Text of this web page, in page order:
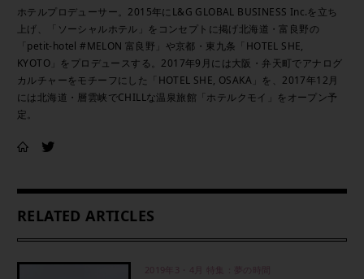
ホテルプロデューサー。2015年にL&G GLOBAL BUSINESS Inc.を立ち
上げ、「ソーシャルホテル」をコンセプトに掲げ北海道・富良野の
「petit-hotel #MELON 富良野」や京都・東九条「HOTEL SHE,
KYOTO」をプロデュースする。2017年9月には大阪・弁天町でアナログ
カルチャーをモチーフにした「HOTEL SHE, OSAKA」を、2017年12月
には北海道・層雲峡でCHILLな温泉旅館「ホテルクモイ」をオープン予
定。
RELATED ARTICLES
2019年3・4月 特集：夢の時間